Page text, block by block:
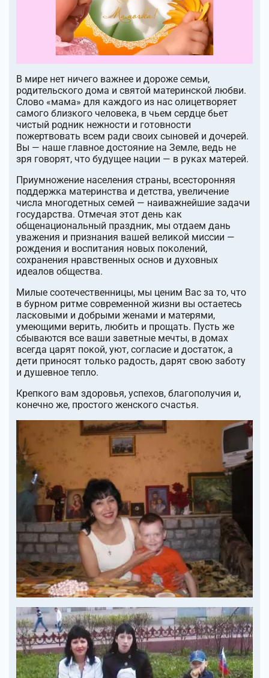
В мире нет ничего важнее и дороже семьи,
родительского дома и святой материнской любви.
Слово «мама» для каждого из нас олицетворяет
самого близкого человека, в чьем сердце бьет
чистый родник нежности и готовности
пожертвовать всем ради своих сыновей и дочерей.
Вы — наше главное достояние на Земле, ведь не
зря говорят, что будущее нации — в руках матерей.
Приумножение населения страны, всесторонняя
поддержка материнства и детства, увеличение
числа многодетных семей — наиважнейшие задачи
государства. Отмечая этот день как
общенациональный праздник, мы отдаем дань
уважения и признания вашей великой миссии —
рождения и воспитания новых поколений,
сохранения нравственных основ и духовных
идеалов общества.
Милые соотечественницы, мы ценим Вас за то, что
в бурном ритме современной жизни вы остаетесь
ласковыми и добрыми женами и матерями,
умеющими верить, любить и прощать. Пусть же
сбываются все ваши заветные мечты, в домах
всегда царят покой, уют, согласие и достаток, а
дети приносят только радость, дарят свою заботу
и душевное тепло.
Крепкого вам здоровья, успехов, благополучия и,
конечно же, простого женского счастья.